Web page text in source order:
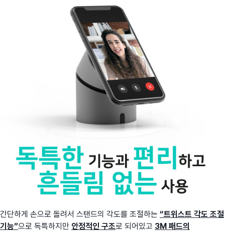
간단하게 손으로 돌려서 스탠드의 각도를 조절하는 “트위스트 각도 조절
기능”으로 독특하지만 안정적인 구조로 되어있고 3M 패드의